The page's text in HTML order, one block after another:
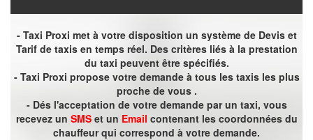
- Taxi Proxi met à votre disposition un système de Devis et
Tarif de taxis en temps réel. Des critères liés à la prestation
du taxi peuvent être spécifiés.
- Taxi Proxi propose votre demande à tous les taxis les plus
proche de vous .
- Dés l'acceptation de votre demande par un taxi, vous
recevez un SMSet un Email contenant les coordonnées du
chauffeur qui correspond à votre demande.